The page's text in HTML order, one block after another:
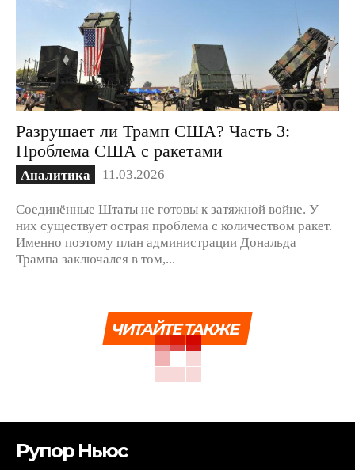
Разрушает ли Трамп США? Часть 3:
Проблема США с ракетами
Аналитика 11.03.2026
Соединённые Штаты не готовы к затяжной войне. У
них существует острая проблема с количеством ракет.
Именно поэтому план администрации Дональда
Трампа заключался в том,...
ЧИТАЙТЕ ТАКЖЕ
Рупор Ньюс